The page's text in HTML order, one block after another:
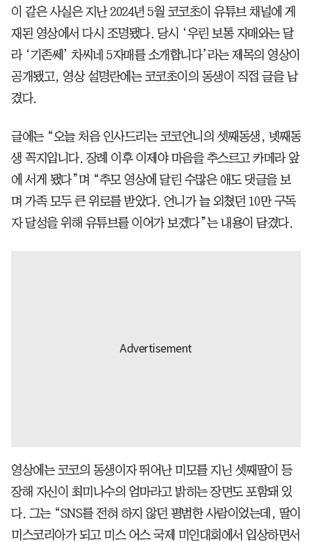
이 같은 사실은 지난 2024년 5월 코코초이 유튜브 채널에 게
재된 영상에서 다시 조명됐다. 당시 ‘우린 보통 자매와는 달
라 ‘기존쎄’ 차씨네 5자매를 소개합니다’라는 제목의 영상이
공개됐고, 영상 설명란에는 코코초이의 동생이 직접 글을 남
겼다.
글에는 “오늘 처음 인사드리는 코코언니의 셋째동생, 넷째동
생 꼭지입니다. 장례 이후 이제야 마음을 추스르고 카메라 앞
에 서게 됐다”며 “추모 영상에 달린 수많은 애도 댓글을 보
며 가족 모두 큰 위로를 받았다. 언니가 늘 외쳤던 10만 구독
자 달성을 위해 유튜브를 이어가 보겠다”는 내용이 담겼다.
영상에는 코코의 동생이자 뛰어난 미모를 지닌 셋째딸이 등
장해 자신이 최미나수의 엄마라고 밝히는 장면도 포함돼 있
다. 그는 “SNS를 전혀 하지 않던 평범한 사람이었는데, 딸이
미스코리아가 되고 미스 어스 국제 미인대회에서 입상하면서